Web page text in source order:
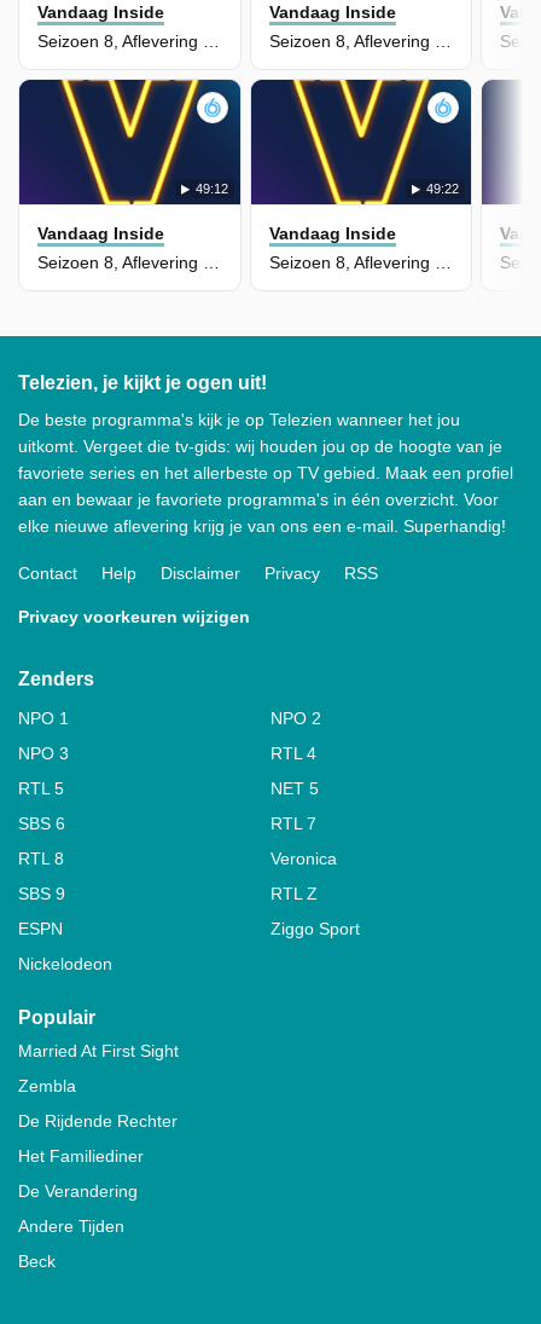
Vandaag Inside
Seizoen 8, Aflevering 68
Vandaag Inside
Seizoen 8, Aflevering 67
49:12
Vandaag Inside
49:22
Vandaag Inside
Telezien, je kijkt je ogen uit!
De beste programma's kijk je op Telezien wanneer het jou
uitkomt. Vergeet die tv-gids: wij houden jou op de hoogte van je
favoriete series en het allerbeste op TV gebied. Maak een profiel
aan en bewaar je favoriete programma's in één overzicht. Voor
elke nieuwe aflevering krijg je van ons een e-mail. Superhandig!
Contact Help Disclaimer Privacy RSS
Privacy voorkeuren wijzigen
Zenders
NPO 1
NPO 2
NPO 3
RTL 4
RTL 5
NET 5
SBS 6
RTL 7
RTL 8
Veronica
SBS 9
RTL Z
ESPN
Ziggo Sport
Nickelodeon
Populair
Married At First Sight
Zembla
De Rijdende Rechter
Het Familiediner
De Verandering
Andere Tijden
Beck